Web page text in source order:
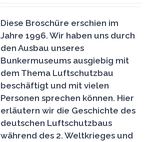
Diese Broschüre erschien im
Jahre 1996. Wir haben uns durch
den Ausbau unseres
Bunkermuseums ausgiebig mit
dem Thema Luftschutzbau
beschäftigt und mit vielen
Personen sprechen können. Hier
erläutern wir die Geschichte des
deutschen Luftschutzbaus
während des 2. Weltkrieges und